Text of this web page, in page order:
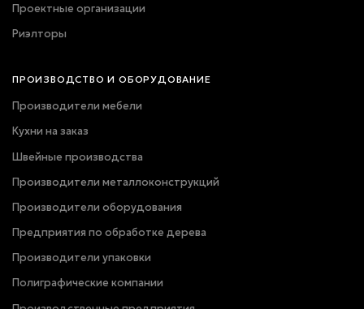
Проектные организации
Риэлторы
ПРОИЗВОДСТВО И ОБОРУДОВАНИЕ
Производители мебели
Кухни на заказ
Швейные производства
Производители металлоконструкций
Производители оборудования
Предприятия по обработке дерева
Производители упаковки
Полиграфические компании